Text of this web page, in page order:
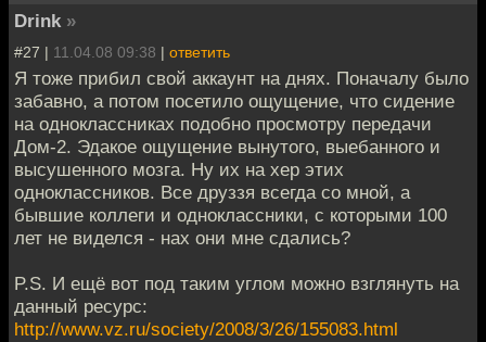
Drink »
#27 | 11.04.08 09:38 | ответить
Я тоже прибил свой аккаунт на днях. Поначалу было
забавно, а потом посетило ощущение, что сидение
на одноклассниках подобно просмотру передачи
Дом-2. Эдакое ощущение вынутого, выебанного и
высушенного мозга. Ну их на хер этих
одноклассников. Все друззя всегда со мной, а
бывшие коллеги и одноклассники, с которыми 100
лет не виделся - нах они мне сдались?
P.S. И ещё вот под таким углом можно взглянуть на
данный ресурс:
http://www.vz.ru/society/2008/3/26/155083.html